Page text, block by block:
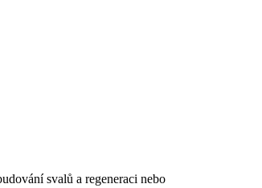
svalů a regeneraci nebo